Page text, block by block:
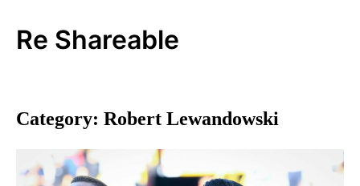
content
Re Shareable
Category: Robert Lewandowski